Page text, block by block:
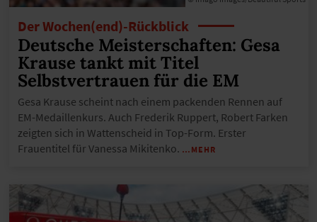
Der Wochen(end)-Rückblick
Deutsche Meisterschaften: Gesa
Krause tankt mit Titel
Selbstvertrauen für die EM
Gesa Krause scheint nach einem packenden Rennen auf
EM-Medaillenkurs. Auch Frederik Ruppert, Robert Farken
zeigten sich in Wattenscheid in Top-Form. Erster
Frauentitel für Vanessa Mikitenko. …MEHR